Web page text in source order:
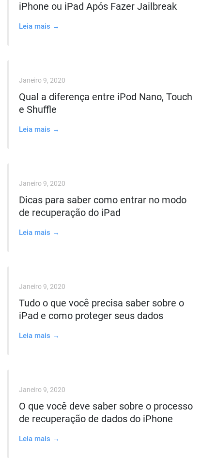
iPhone ou iPad Após Fazer Jailbreak
Leia mais →
Janeiro 9, 2020
Qual a diferença entre iPod Nano, Touch
e Shuffle
Leia mais →
Janeiro 9, 2020
Dicas para saber como entrar no modo
de recuperação do iPad
Leia mais →
Janeiro 9, 2020
Tudo o que você precisa saber sobre o
iPad e como proteger seus dados
Leia mais →
Janeiro 9, 2020
O que você deve saber sobre o processo
de recuperação de dados do iPhone
Leia mais →